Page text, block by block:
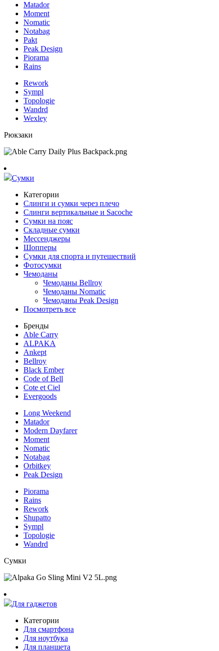
Matador
Moment
Nomatic
Notabag
Pakt
Peak Design
Piorama
Rains
Rework
Sympl
Topologie
Wandrd
Wexley
Рюкзаки
Сумки
Категории
Слинги и сумки через плечо
Слинги вертикальные и Sacoche
Сумки на пояс
Складные сумки
Мессенджеры
Шопперы
Сумки для спорта и путешествий
Фотосумки
Чемоданы
Чемоданы Bellroy
Чемоданы Nomatic
Чемоданы Peak Design
Посмотреть все
Бренды
Able Carry
ALPAKA
Ankept
Bellroy
Black Ember
Code of Bell
Cote et Ciel
Evergoods
Long Weekend
Matador
Modern Dayfarer
Moment
Nomatic
Notabag
Orbitkey
Peak Design
Piorama
Rains
Rework
Shupatto
Sympl
Topologie
Wandrd
Сумки
Для гаджетов
Категории
Для смартфона
Для ноутбука
Для планшета